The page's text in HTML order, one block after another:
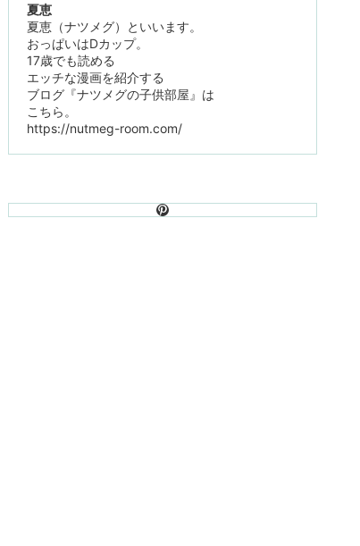
夏恵
夏恵（ナツメグ）といいます。
おっぱいはDカップ。
17歳でも読める
エッチな漫画を紹介する
ブログ『ナツメグの子供部屋』は
こちら。
https://nutmeg-room.com/
Pinterest